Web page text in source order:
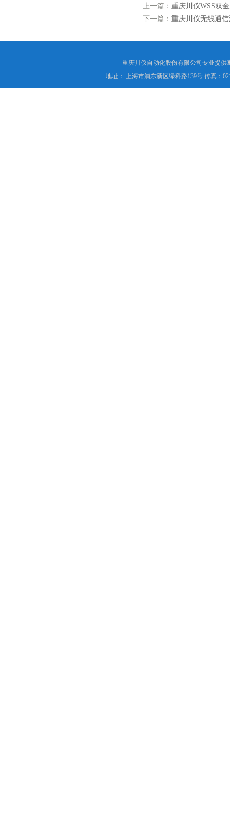
上一篇： 重庆川仪WSS双
下一篇： 重庆川仪无线通
重庆川仪自动化股份有限公司专业提供
地址： 上海市浦东新区绿科路139号 传真：